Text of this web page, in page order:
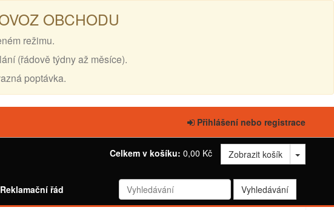
OBCHODU
režimu.
(řádově týdny až měsíce).
poptávka.
Přihlášení nebo registrace
Celkem v košíku: 0,00 Kč Zobrazit košík
Reklamační řád